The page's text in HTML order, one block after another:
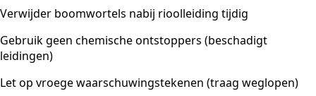
Verwijder boomwortels nabij rioolleiding tijdig
Gebruik geen chemische ontstoppers (beschadigt
leidingen)
Let op vroege waarschuwingstekenen (traag weglopen)